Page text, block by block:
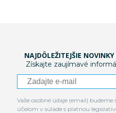
NAJDÔLEŽITEJŠIE
Získajte zaujímavé
Vaše osobné údaje (email)
účelom v súlade s platnou